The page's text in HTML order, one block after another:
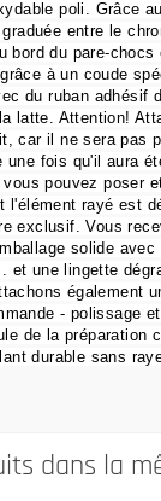
poli. Grâce
entre le
bord du pare-
à un coude
du ruban adhésif
latte. Attention!
car il ne sera pas
une fois qu'il aura
pouvez poser
l'élément rayé est
exclusif.Vous
solide
et une lingette
également
- polissage
de la préparation
durable sans
dans la